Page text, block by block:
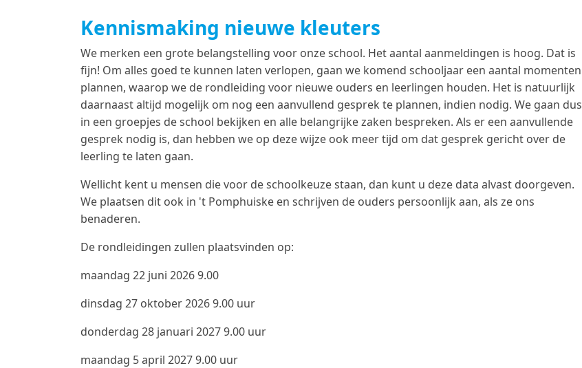
Kennismaking nieuwe kleuters
We merken een grote belangstelling voor onze school. Het aantal aanmeldingen is hoog. Dat is
fijn! Om alles goed te kunnen laten verlopen, gaan we komend schooljaar een aantal momenten
plannen, waarop we de rondleiding voor nieuwe ouders en leerlingen houden. Het is natuurlijk
daarnaast altijd mogelijk om nog een aanvullend gesprek te plannen, indien nodig. We gaan dus
in een groepjes de school bekijken en alle belangrijke zaken bespreken. Als er een aanvullende
gesprek nodig is, dan hebben we op deze wijze ook meer tijd om dat gesprek gericht over de
leerling te laten gaan.
Wellicht kent u mensen die voor de schoolkeuze staan, dan kunt u deze data alvast doorgeven.
We plaatsen dit ook in 't Pomphuiske en schrijven de ouders persoonlijk aan, als ze ons
benaderen.
De rondleidingen zullen plaatsvinden op:
maandag 22 juni 2026 9.00
dinsdag 27 oktober 2026 9.00 uur
donderdag 28 januari 2027 9.00 uur
maandag 5 april 2027 9.00 uur